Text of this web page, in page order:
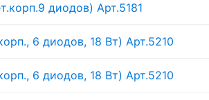
диодов) Арт.5181
6 диодов, 18 Вт) Арт.5210
6 диодов, 18 Вт) Арт.5210